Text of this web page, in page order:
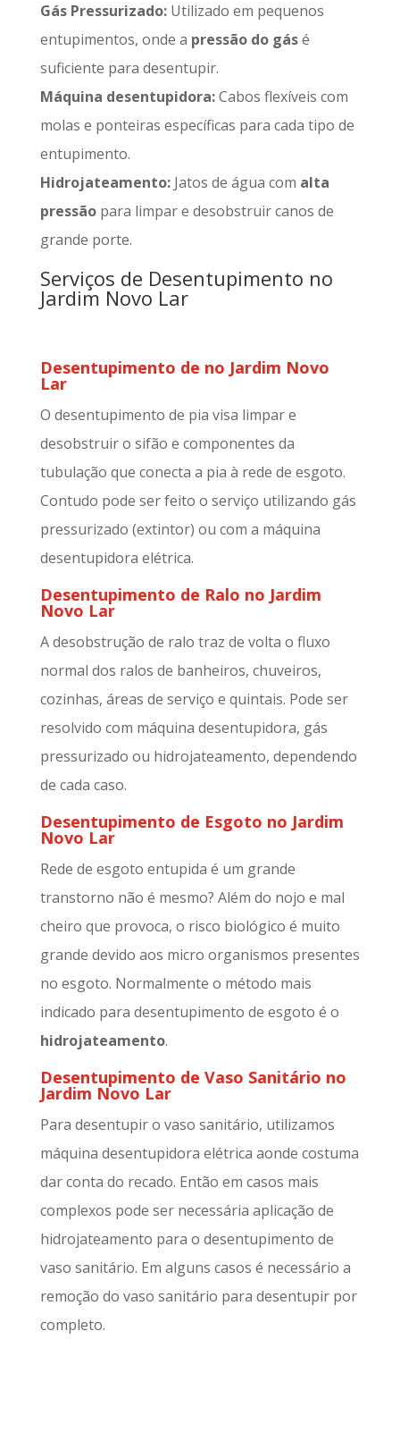
Gás Pressurizado:Utilizado em pequenos
entupimentos, onde a pressão do gásé
suficiente para desentupir.
Máquina desentupidora:Cabos flexíveis com
molas e ponteiras específicas para cada tipo de
entupimento.
Hidrojateamento:Jatos de água com alta
pressãopara limpar e desobstruir canos de
grande porte.
Serviços de Desentupimento no
Jardim Novo Lar
Desentupimento de no Jardim Novo
Lar
O desentupimento de pia visa limpar e
desobstruir o sifão e componentes da
tubulação que conecta a pia à rede de esgoto.
Contudo pode ser feito o serviço utilizando gás
pressurizado (extintor) ou com a máquina
desentupidora elétrica.
Desentupimento de Ralo no Jardim
Novo Lar
A desobstrução de ralo traz de volta o fluxo
normal dos ralos de banheiros, chuveiros,
cozinhas, áreas de serviço e quintais. Pode ser
resolvido com máquina desentupidora, gás
pressurizado ou hidrojateamento, dependendo
de cada caso.
Desentupimento de Esgoto no Jardim
Novo Lar
Rede de esgoto entupida é um grande
transtorno não é mesmo? Além do nojo e mal
cheiro que provoca, o risco biológico é muito
grande devido aos micro organismos presentes
no esgoto. Normalmente o método mais
indicado para desentupimento de esgoto é o
hidrojateamento.
Desentupimento de Vaso Sanitário no
Jardim Novo Lar
Para desentupir o vaso sanitário, utilizamos
máquina desentupidora elétrica aonde costuma
dar conta do recado. Então em casos mais
complexos pode ser necessária aplicação de
hidrojateamento para o desentupimento de
vaso sanitário. Em alguns casos é necessário a
remoção do vaso sanitário para desentupir por
completo.